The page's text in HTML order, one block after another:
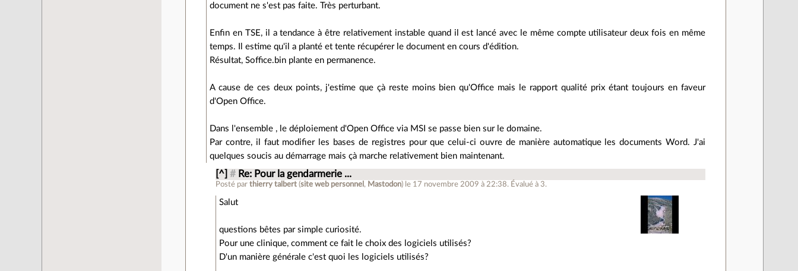
document ne s'est pas faite. Très perturbant.
Enfin en TSE, il a tendance à être relativement instable quand il est lancé avec le même compte utilisateur deux fois en même
temps. Il estime qu'il a planté et tente récupérer le document en cours d'édition.
Résultat, Soffice.bin plante en permanence.
A cause de ces deux points, j'estime que çà reste moins bien qu'Office mais le rapport qualité prix étant toujours en faveur
d'Open Office.
Dans l'ensemble , le déploiement d'Open Office via MSI se passe bien sur le domaine.
Par contre, il faut modifier les bases de registres pour que celui-ci ouvre de manière automatique les documents Word. J'ai
quelques soucis au démarrage mais çà marche relativement bien maintenant.
[^] # Re: Pour la gendarmerie ...
Posté parthierry talbert (site web personnel , Mastodon) le 17 novembre 2009 à 22:38. Évalué à 3.
Salut
questions bêtes par simple curiosité.
Pour une clinique, comment ce fait le choix des logiciels utilisés?
D'un manière générale c'est quoi les logiciels utilisés?